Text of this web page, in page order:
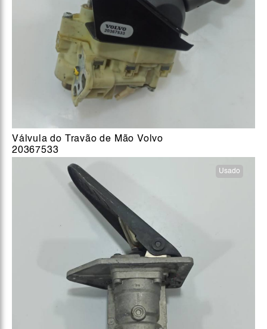
Válvula do Travão de Mão Volvo
20367533
Usado